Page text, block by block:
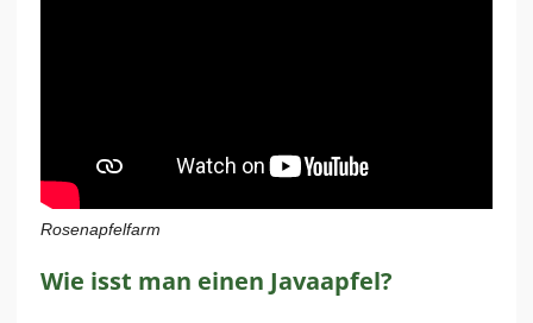
Rosenapfelfarm
Wie isst man einen Javaapfel?